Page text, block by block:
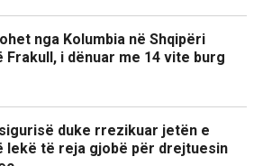
nga Kolumbia në Shqipëri
Frakull, i dënuar me 14 vite burg
duke rrezikuar jetën e
lekë të reja gjobë për drejtuesin